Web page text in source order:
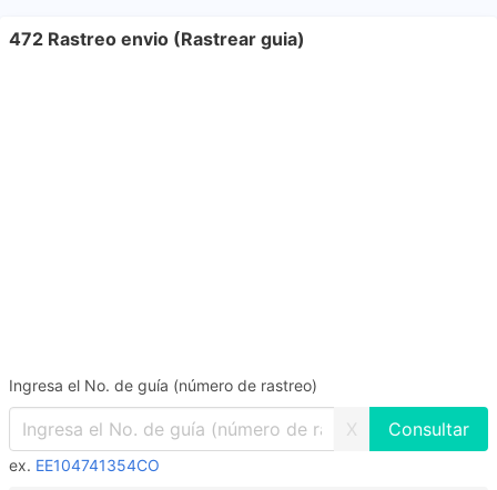
472 Rastreo envio (Rastrear guia)
Ingresa el No. de guía (número de rastreo)
X
ex. EE104741354CO